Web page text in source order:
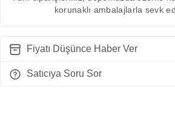
korunaklı ambalajlarla sevk
Fiyatı Düşünce Haber Ver
Satıcıya Soru Sor